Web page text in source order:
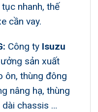
nhanh, thế
cần vay.
Công ty Isuzu
sản xuất
ôn, thùng đông
nâng hạ, thùng
dài chassis …